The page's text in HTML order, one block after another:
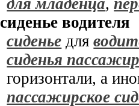
для младенца,
сиденье водителя
сиденье для
сиденья
горизонтали, а
пассажирское